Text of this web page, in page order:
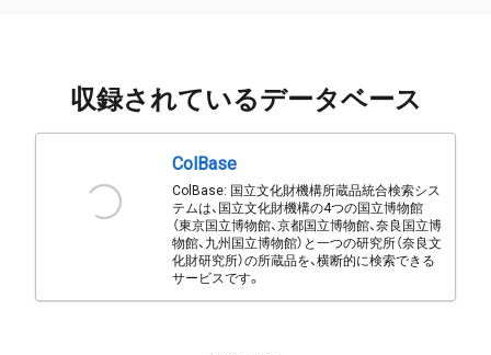
収録されているデータベース
ColBase
ColBase: 国立文化財機構所蔵品統合検索シス
テムは、国立文化財機構の4つの国立博物館
（東京国立博物館、京都国立博物館、奈良国立博
物館、九州国立博物館）と一つの研究所（奈良文
化財研究所）の所蔵品を、横断的に検索できる
サービスです。